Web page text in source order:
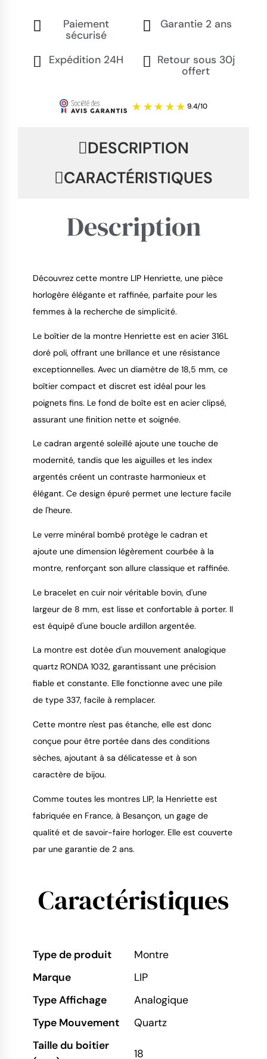
Paiement
sécurisé
Garantie 2 ans
Expédition 24H
Retour sous 30j
offert
DESCRIPTION
CARACTÉRISTIQUES
Description
Découvrez cette montre LIP Henriette, une pièce
horlogère élégante et raffinée, parfaite pour les
femmes à la recherche de simplicité.
Le boîtier de la montre Henriette est en acier 316L
doré poli, offrant une brillance et une résistance
exceptionnelles. Avec un diamètre de 18,5 mm, ce
boîtier compact et discret est idéal pour les
poignets fins. Le fond de boîte est en acier clipsé,
assurant une finition nette et soignée.
Le cadran argenté soleillé ajoute une touche de
modernité, tandis que les aiguilles et les index
argentés créent un contraste harmonieux et
élégant. Ce design épuré permet une lecture facile
de l'heure.
Le verre minéral bombé protège le cadran et
ajoute une dimension légèrement courbée à la
montre, renforçant son allure classique et raffinée.
Le bracelet en cuir noir véritable bovin, d'une
largeur de 8 mm, est lisse et confortable à porter. Il
est équipé d'une boucle ardillon argentée.
La montre est dotée d'un mouvement analogique
quartz RONDA 1032, garantissant une précision
fiable et constante. Elle fonctionne avec une pile
de type 337, facile à remplacer.
Cette montre n'est pas étanche, elle est donc
conçue pour être portée dans des conditions
sèches, ajoutant à sa délicatesse et à son
caractère de bijou.
Comme toutes les montres LIP, la Henriette est
fabriquée en France, à Besançon, un gage de
qualité et de savoir-faire horloger. Elle est couverte
par une garantie de 2 ans.
Caractéristiques
Type de produit
Montre
Marque
LIP
Type Affichage
Analogique
Type Mouvement
Quartz
Taille du boitier
18